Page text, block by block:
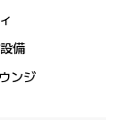
備
ンジ